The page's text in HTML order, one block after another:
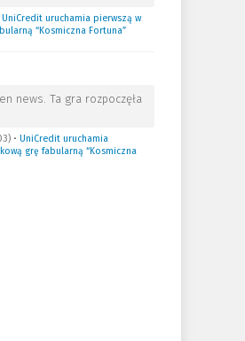
UniCredit uruchamia pierwszą w
“Kosmiczna Fortuna”
news. Ta gra rozpoczęła
• UniCredit uruchamia
grę fabularną “Kosmiczna